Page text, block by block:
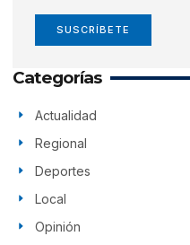
SUSCRÍBETE
Categorías
Actualidad
Regional
Deportes
Local
Opinión